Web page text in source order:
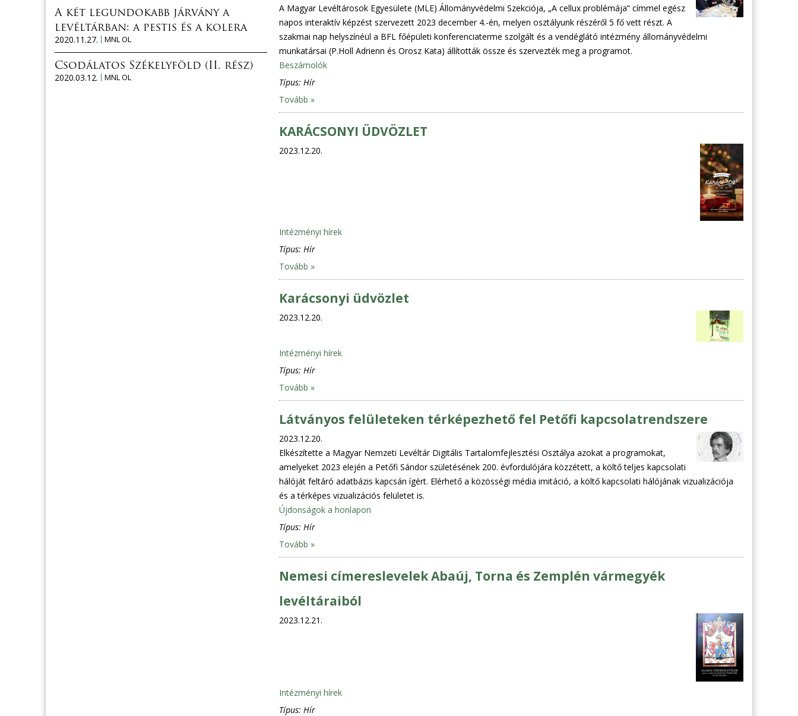
A Magyar Levéltárosok Egyesülete (MLE) Állományvédelmi Szekciója, „A cellux problémája” címmel egész
napos interaktív képzést szervezett 2023 december 4.-én, melyen osztályunk részéről 5 fő vett részt. A
szakmai nap helyszínéül a BFL főépületi konferenciaterme szolgált és a vendéglátó intézmény állományvédelmi
munkatársai (P.Holl Adrienn és Orosz Kata) állították össze és szervezték meg a programot.
Beszámolók
Típus: Hír
Tovább »
KARÁCSONYI ÜDVÖZLET
2023.12.20.
Intézményi hírek
Típus: Hír
Tovább »
Karácsonyi üdvözlet
2023.12.20.
Intézményi hírek
Típus: Hír
Tovább »
Látványos felületeken térképezhető fel Petőfi kapcsolatrendszere
2023.12.20.
Elkészítette a Magyar Nemzeti Levéltár Digitális Tartalomfejlesztési Osztálya azokat a programokat,
amelyeket 2023 elején a Petőfi Sándor születésének 200. évfordulójára közzétett, a költő teljes kapcsolati
hálóját feltáró adatbázis kapcsán ígért. Elérhető a közösségi média imitáció, a költő kapcsolati hálójának vizualizációja
és a térképes vizualizációs felületet is.
Újdonságok a honlapon
Típus: Hír
Tovább »
Nemesi címereslevelek Abaúj, Torna és Zemplén vármegyék
levéltáraiból
2023.12.21.
Intézményi hírek
Típus: Hír
A két legundokabb járvány a
levéltárban: a pestis és a kolera
2020.11.27.
MNL OL
Csodálatos Székelyföld (II. rész)
2020.03.12.
MNL OL